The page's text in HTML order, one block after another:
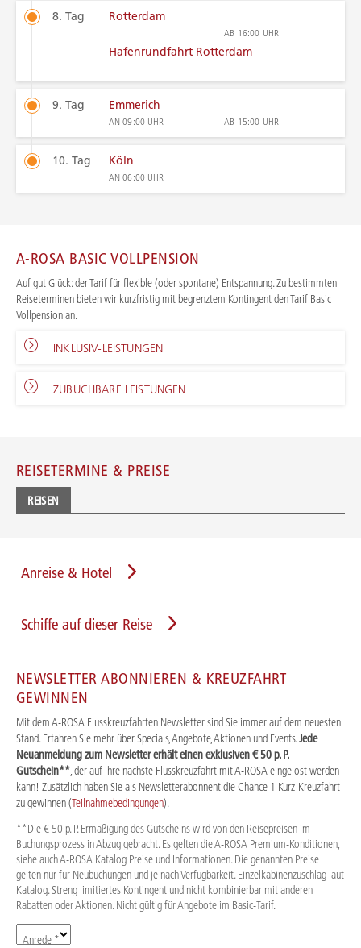
8. Tag Rotterdam
AB 16:00 UHR
Hafenrundfahrt Rotterdam
9. Tag Emmerich
AN09:00 UHR AB 15:00 UHR
10. Tag Köln
AN06:00 UHR
A-ROSA BASIC VOLLPENSION
Auf gut Glück: der Tarif für flexible (oder spontane) Entspannung. Zu bestimmten
Reiseterminen bieten wir kurzfristig mit begrenztem Kontingent den Tarif Basic
Vollpension an.
INKLUSIV-LEISTUNGEN
ZUBUCHBARE LEISTUNGEN
REISETERMINE & PREISE
REISEN
Anreise & Hotel
Schiffe auf dieser Reise
NEWSLETTER ABONNIEREN & KREUZFAHRT
GEWINNEN
Mit dem A-ROSA Flusskreuzfahrten Newsletter sind Sie immer auf dem neuesten
Stand. Erfahren Sie mehr über Specials, Angebote, Aktionen und Events.Jede
Neuanmeldung zum Newsletter erhält einen exklusiven € 50 p. P.
Gutschein** , der auf Ihre nächste Flusskreuzfahrt mit A-ROSA eingelöst werden
kann! Zusätzlich haben Sie als Newsletterabonnent die Chance 1 Kurz-Kreuzfahrt
zu gewinnen (Teilnahmebedingungen).
**Die € 50 p. P. Ermäßigung des Gutscheins wird von den Reisepreisen im
Buchungsprozess in Abzug gebracht. Es gelten die A-ROSA Premium-Konditionen,
siehe auch A-ROSA Katalog Preise und Informationen. Die genannten Preise
gelten nur für Neubuchungen und je nach Verfügbarkeit. Einzelkabinenzuschlag laut
Katalog. Streng limitiertes Kontingent und nicht kombinierbar mit anderen
Rabatten oder Aktionen. Nicht gültig für Angebote im Basic-Tarif.
Anrede *